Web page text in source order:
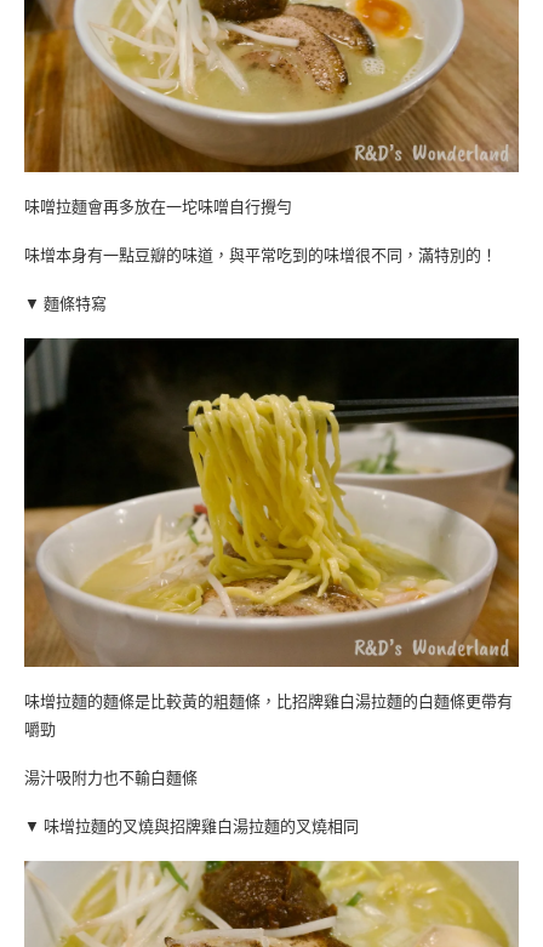
味噌拉麵會再多放在一坨味噌自行攪勻
味增本身有一點豆瓣的味道，與平常吃到的味增很不同，滿特別的！
▼ 麵條特寫
味增拉麵的麵條是比較黃的粗麵條，比招牌雞白湯拉麵的白麵條更帶有
嚼勁
湯汁吸附力也不輸白麵條
▼ 味增拉麵的叉燒與招牌雞白湯拉麵的叉燒相同